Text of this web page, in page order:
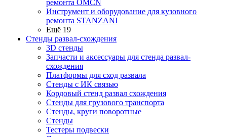
ремонта OMCN
Инструмент и оборудование для кузовного
ремонта STANZANI
Ещё 19
Стенды развал-схождения
3D стенды
Запчасти и аксессуары для стенда развал-
схождения
Платформы для сход развала
Стенды с ИК связью
Кордовый стенд развал схождения
Стенды для грузового транспорта
Стенды, круги поворотные
Стенды
Тестеры подвески